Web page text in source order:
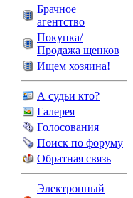
Брачное
агентство
Покупка/
Продажа щенков
Ищем хозяина!
А судьи кто?
Галерея
Голосования
Поиск по форуму
Обратная связь
Электронный